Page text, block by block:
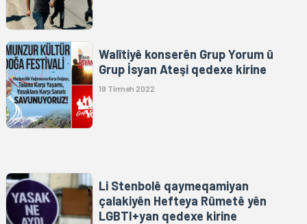
Walîtiyê konserên Grup Yorum û
Grup İsyan Ateşi qedexe kirine
19 Tîrmeh 2022
Li Stenbolê qaymeqamiyan
çalakiyên Hefteya Rûmetê yên
LGBTI+yan qedexe kirine